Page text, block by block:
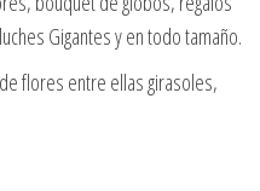
Gigantes y en todo tamaño.
flores entre ellas girasoles,